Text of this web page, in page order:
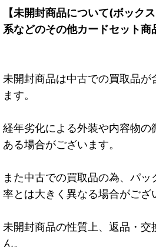
【未開封商品について(ボック
系などのその他カードセット商
未開封商品は中古での買取品が
ます。
経年劣化による外装や内容物の
ある場合がございます。
また中古での買取品の為、パッ
率とは大きく異なる場合がござ
未開封商品の性質上、返品・交
ん。